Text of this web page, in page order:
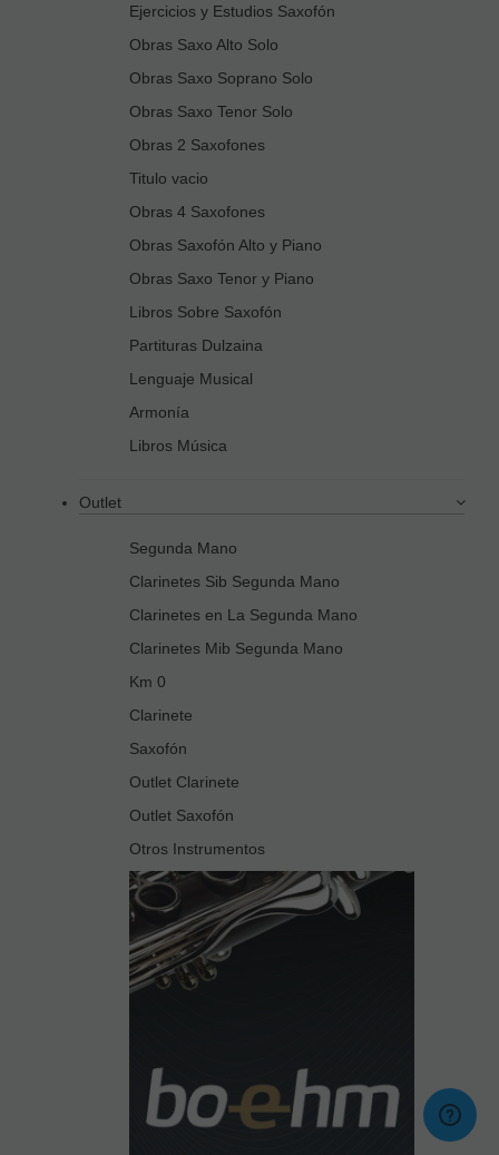
Ejercicios y Estudios Saxofón
Obras Saxo Alto Solo
Obras Saxo Soprano Solo
Obras Saxo Tenor Solo
Obras 2 Saxofones
Titulo vacio
Obras 4 Saxofones
Obras Saxofón Alto y Piano
Obras Saxo Tenor y Piano
Libros Sobre Saxofón
Partituras Dulzaina
Lenguaje Musical
Armonía
Libros Música
Outlet
Segunda Mano
Clarinetes Sib Segunda Mano
Clarinetes en La Segunda Mano
Clarinetes Mib Segunda Mano
Km 0
Clarinete
Saxofón
Outlet Clarinete
Outlet Saxofón
Otros Instrumentos